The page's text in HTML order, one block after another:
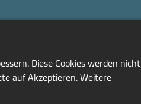
Diese Cookies werden nicht
auf Akzeptieren. Weitere